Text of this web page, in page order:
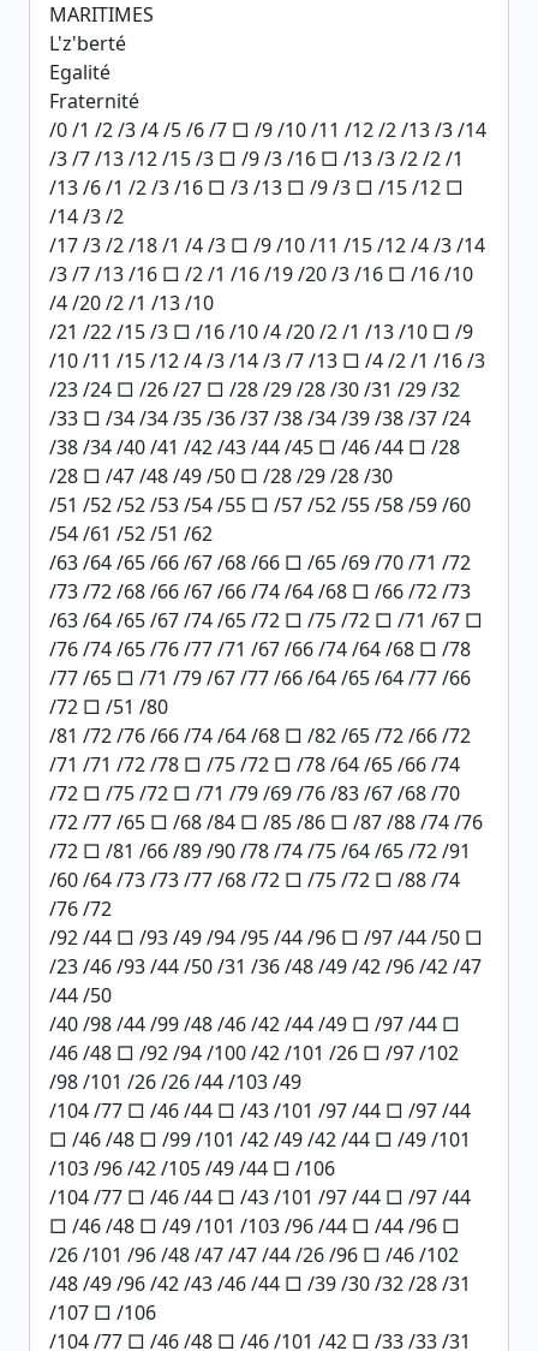
MARITIMES
L'z'berté
Egalité
Fraternité
/0 /1 /2 /3 /4 /5 /6 /7 □ /9 /10 /11 /12 /2 /13 /3 /14
/3 /7 /13 /12 /15 /3 □ /9 /3 /16 □ /13 /3 /2 /2 /1
/13 /6 /1 /2 /3 /16 □ /3 /13 □ /9 /3 □ /15 /12 □
/14 /3 /2
/17 /3 /2 /18 /1 /4 /3 □ /9 /10 /11 /15 /12 /4 /3 /14
/3 /7 /13 /16 □ /2 /1 /16 /19 /20 /3 /16 □ /16 /10
/4 /20 /2 /1 /13 /10
/21 /22 /15 /3 □ /16 /10 /4 /20 /2 /1 /13 /10 □ /9
/10 /11 /15 /12 /4 /3 /14 /3 /7 /13 □ /4 /2 /1 /16 /3
/23 /24 □ /26 /27 □ /28 /29 /28 /30 /31 /29 /32
/33 □ /34 /34 /35 /36 /37 /38 /34 /39 /38 /37 /24
/38 /34 /40 /41 /42 /43 /44 /45 □ /46 /44 □ /28
/28 □ /47 /48 /49 /50 □ /28 /29 /28 /30
/51 /52 /52 /53 /54 /55 □ /57 /52 /55 /58 /59 /60
/54 /61 /52 /51 /62
/63 /64 /65 /66 /67 /68 /66 □ /65 /69 /70 /71 /72
/73 /72 /68 /66 /67 /66 /74 /64 /68 □ /66 /72 /73
/63 /64 /65 /67 /74 /65 /72 □ /75 /72 □ /71 /67 □
/76 /74 /65 /76 /77 /71 /67 /66 /74 /64 /68 □ /78
/77 /65 □ /71 /79 /67 /77 /66 /64 /65 /64 /77 /66
/72 □ /51 /80
/81 /72 /76 /66 /74 /64 /68 □ /82 /65 /72 /66 /72
/71 /71 /72 /78 □ /75 /72 □ /78 /64 /65 /66 /74
/72 □ /75 /72 □ /71 /79 /69 /76 /83 /67 /68 /70
/72 /77 /65 □ /68 /84 □ /85 /86 □ /87 /88 /74 /76
/72 □ /81 /66 /89 /90 /78 /74 /75 /64 /65 /72 /91
/60 /64 /73 /73 /77 /68 /72 □ /75 /72 □ /88 /74
/76 /72
/92 /44 □ /93 /49 /94 /95 /44 /96 □ /97 /44 /50 □
/23 /46 /93 /44 /50 /31 /36 /48 /49 /42 /96 /42 /47
/44 /50
/40 /98 /44 /99 /48 /46 /42 /44 /49 □ /97 /44 □
/46 /48 □ /92 /94 /100 /42 /101 /26 □ /97 /102
/98 /101 /26 /26 /44 /103 /49
/104 /77 □ /46 /44 □ /43 /101 /97 /44 □ /97 /44
□ /46 /48 □ /99 /101 /42 /49 /42 /44 □ /49 /101
/103 /96 /42 /105 /49 /44 □ /106
/104 /77 □ /46 /44 □ /43 /101 /97 /44 □ /97 /44
□ /46 /48 □ /49 /101 /103 /96 /44 □ /44 /96 □
/26 /101 /96 /48 /47 /47 /44 /26 /96 □ /46 /102
/48 /49 /96 /42 /43 /46 /44 □ /39 /30 /32 /28 /31
/107 □ /106
/104 /77 □ /46 /48 □ /46 /101 /42 □ /33 /33 /31